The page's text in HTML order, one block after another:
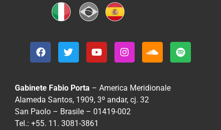
Gabinete Fabio Porta – America Meridionale
Alameda Santos, 1909, 3º andar, cj. 32
San Paolo – Brasile – 01419-002
Tel.: +55. 11. 3081-3861